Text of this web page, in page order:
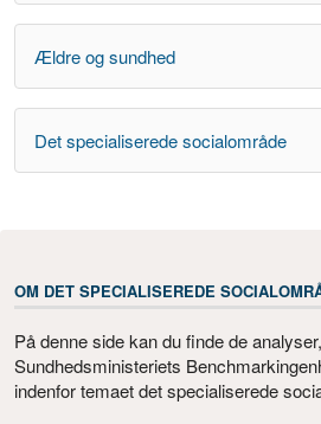
Ældre og sundhed
Det specialiserede socialområde
OM DET SPECIALISEREDE
På denne side kan du finde de
Sundhedsministeriets
indenfor temaet det specialiserede